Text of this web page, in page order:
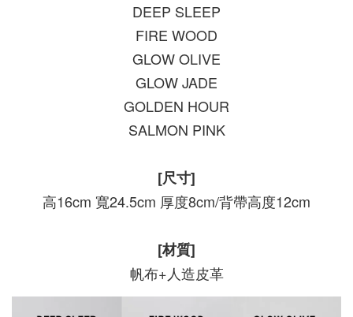
DEEP SLEEP
FIRE WOOD
GLOW OLIVE
GLOW JADE
GOLDEN HOUR
SALMON PINK
[尺寸]
高16cm 寬24.5cm 厚度8cm/背帶高度12cm
[材質]
帆布+人造皮革